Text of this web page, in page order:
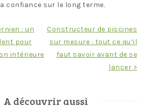
confiance sur le long terme.
: un
pour
intérieure
Constructeur de piscines
sur mesure : tout ce qu’il
faut savoir avant de se
lancer >
A découvrir aussi